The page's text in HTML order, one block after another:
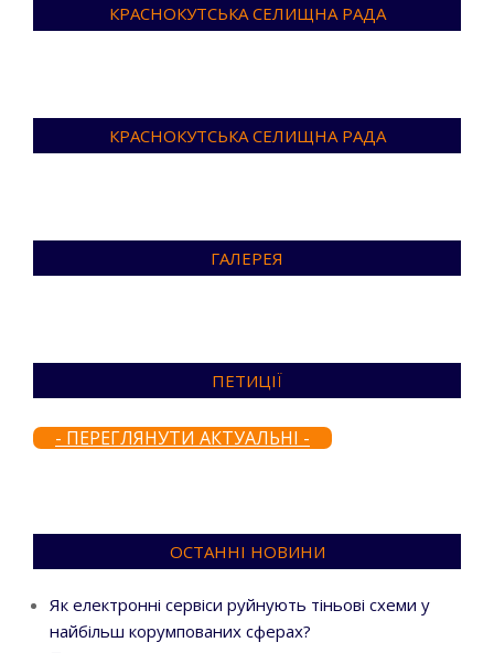
КРАСНОКУТСЬКА СЕЛИЩНА РАДА
КРАСНОКУТСЬКА СЕЛИЩНА РАДА
ГАЛЕРЕЯ
ПЕТИЦІЇ
- ПЕРЕГЛЯНУТИ АКТУАЛЬНІ -
ОСТАННІ НОВИНИ
Як електронні сервіси руйнують тіньові схеми у
найбільш корумпованих сферах?